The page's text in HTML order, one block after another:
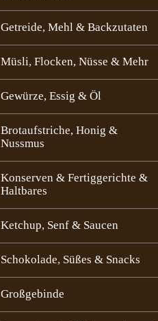
Getreide, Mehl & Backzutaten
Müsli, Flocken, Nüsse & Mehr
Gewürze, Essig & Öl
Brotaufstriche, Honig &
Nussmus
Konserven & Fertiggerichte &
Haltbares
Ketchup, Senf & Saucen
Schokolade, Süßes & Snacks
Großgebinde